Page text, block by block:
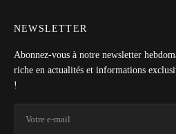
NEWSLETTER
Abonnez-vous à notre newsletter
riche en actualités et informations
!